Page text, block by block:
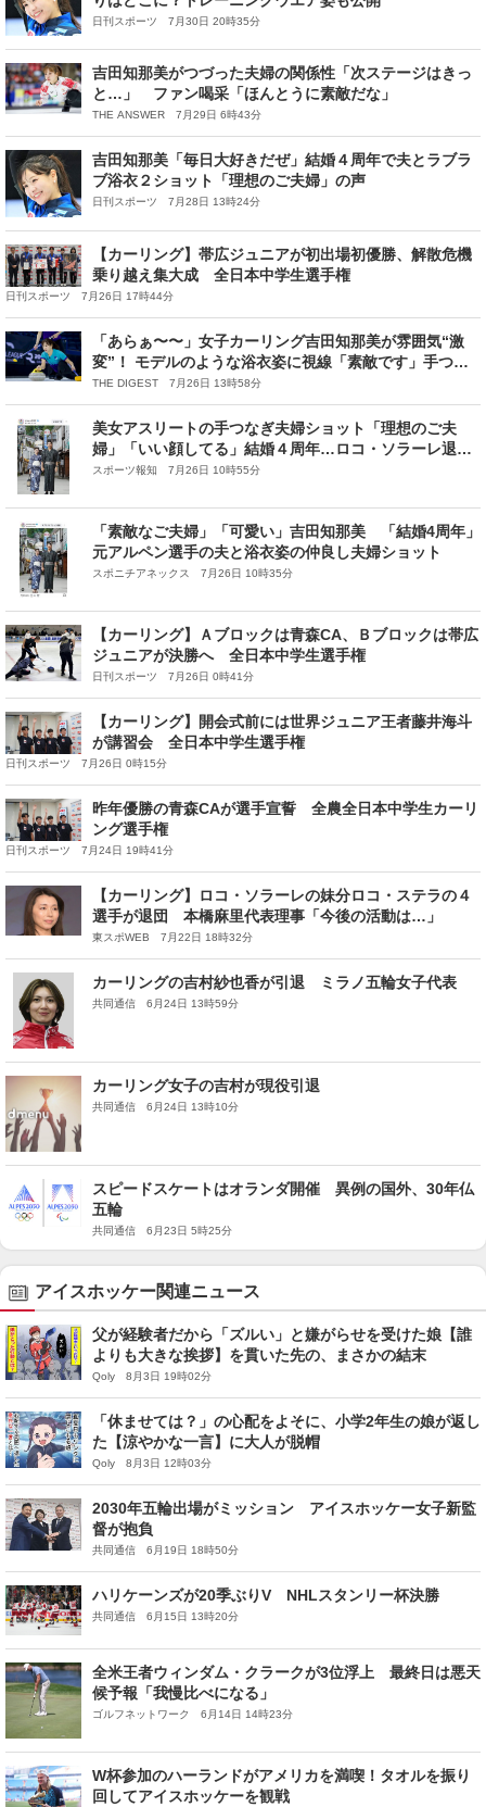
日刊スポーツ 7月30日 20時35分
吉田知那美がつづった夫婦の関係性「次ステージはきっ
と…」 ファン喝采「ほんとうに素敵だな」
THE ANSWER 7月29日 6時43分
吉田知那美「毎日大好きだぜ」結婚４周年で夫とラブラ
ブ浴衣２ショット「理想のご夫婦」の声
日刊スポーツ 7月28日 13時24分
【カーリング】帯広ジュニアが初出場初優勝、解散危機
乗り越え集大成 全日本中学生選手権
日刊スポーツ 7月26日 17時44分
「あらぁ〜〜」女子カーリング吉田知那美が雰囲気“激
変”！ モデルのような浴衣姿に視線「素敵です」手つな
ぎ夫婦ショットも
THE DIGEST 7月26日 13時58分
美女アスリートの手つなぎ夫婦ショット「理想のご夫
婦」「いい顔してる」結婚４周年…ロコ・ソラーレ退団
の吉田知那美
スポーツ報知 7月26日 10時55分
「素敵なご夫婦」「可愛い」吉田知那美 「結婚4周年」
元アルペン選手の夫と浴衣姿の仲良し夫婦ショット
スポニチアネックス 7月26日 10時35分
【カーリング】Ａブロックは青森CA、Ｂブロックは帯広
ジュニアが決勝へ 全日本中学生選手権
日刊スポーツ 7月26日 0時41分
【カーリング】開会式前には世界ジュニア王者藤井海斗
が講習会 全日本中学生選手権
日刊スポーツ 7月26日 0時15分
昨年優勝の青森CAが選手宣誓 全農全日本中学生カーリ
ング選手権
日刊スポーツ 7月24日 19時41分
【カーリング】ロコ・ソラーレの妹分ロコ・ステラの４
選手が退団 本橋麻里代表理事「今後の活動は…」
東スポWEB 7月22日 18時32分
カーリングの吉村紗也香が引退 ミラノ五輪女子代表
共同通信 6月24日 13時59分
カーリング女子の吉村が現役引退
共同通信 6月24日 13時10分
スピードスケートはオランダ開催 異例の国外、30年仏
五輪
共同通信 6月23日 5時25分
アイスホッケー関連ニュース
父が経験者だから「ズルい」と嫌がらせを受けた娘【誰
よりも大きな挨拶】を貫いた先の、まさかの結末
Qoly 8月3日 19時02分
「休ませては？」の心配をよそに、小学2年生の娘が返し
た【涼やかな一言】に大人が脱帽
Qoly 8月3日 12時03分
2030年五輪出場がミッション アイスホッケー女子新監
督が抱負
共同通信 6月19日 18時50分
ハリケーンズが20季ぶりV NHLスタンリー杯決勝
共同通信 6月15日 13時20分
全米王者ウィンダム・クラークが3位浮上 最終日は悪天
候予報「我慢比べになる」
ゴルフネットワーク 6月14日 14時23分
W杯参加のハーランドがアメリカを満喫！タオルを振り
回してアイスホッケーを観戦